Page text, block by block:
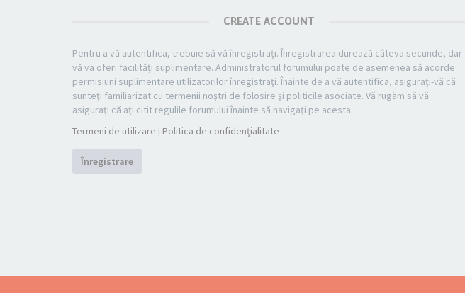
CREATE ACCOUNT
Pentru a vă autentifica, trebuie să vă înregistraţi. Înregistrarea durează câteva secunde, dar
vă va oferi facilităţi suplimentare. Administratorul forumului poate de asemenea să acorde
permisiuni suplimentare utilizatorilor înregistraţi. Înainte de a vă autentifica, asiguraţi-vă că
sunteţi familiarizat cu termenii noştri de folosire şi politicile asociate. Vă rugăm să vă
asiguraţi că aţi citit regulile forumului înainte să navigaţi pe acesta.
Termeni de utilizare | Politica de confidenţialitate
Înregistrare